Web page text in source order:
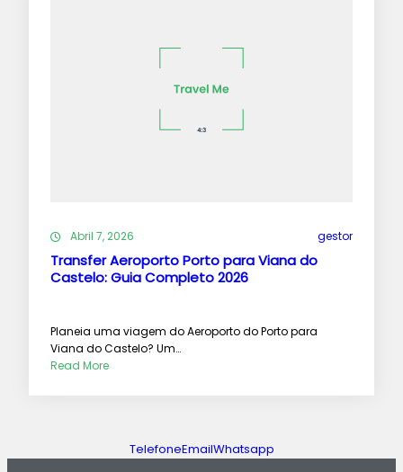
Abril 7, 2026 gestor
Transfer Aeroporto Porto para Viana do
Castelo: Guia Completo 2026
Planeia uma viagem do Aeroporto do Porto para
Viana do Castelo? Um…
Read More
TelefoneEmailWhatsapp